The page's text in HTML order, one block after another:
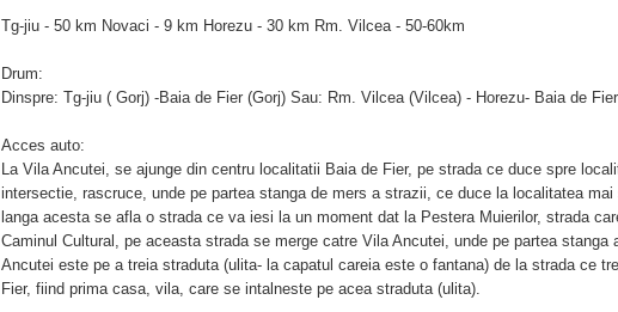
Tg-jiu - 50 km Novaci - 9 km Horezu - 30 km Rm. Vilcea - 50-60km
Drum:
Dinspre: Tg-jiu ( Gorj) -Baia de Fier (Gorj) Sau: Rm. Vilcea (Vilcea) - Horezu- Baia de
Acces auto:
La Vila Ancutei, se ajunge din centru localitatii Baia de Fier, pe strada ce duce spre
intersectie, rascruce, unde pe partea stanga de mers a strazii, ce duce la localitatea
langa acesta se afla o strada ce va iesi la un moment dat la Pestera Muierilor, strada
Caminul Cultural, pe aceasta strada se merge catre Vila Ancutei, unde pe partea
Ancutei este pe a treia straduta (ulita- la capatul careia este o fantana) de la strada ce
Fier, fiind prima casa, vila, care se intalneste pe acea straduta (ulita).